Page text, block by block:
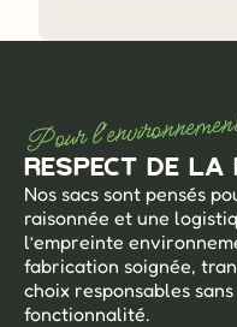
Pour
Respect de
Nos sacs sont pensés
raisonnée et une
l’empreinte
fabrication soignée,
choix responsables
fonctionnalité.